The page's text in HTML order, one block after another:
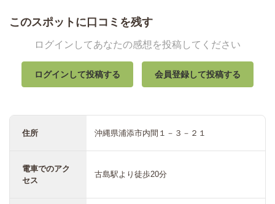
このスポットに口コミを残す
ログインしてあなたの感想を投稿してください
ログインして投稿する 会員登録して投稿する
住所 沖縄県浦添市内間１－３－２１
電車でのアク
セス
古島駅より徒歩20分